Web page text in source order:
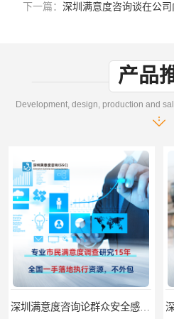
下一篇： 深圳满意度咨询谈在公
产品